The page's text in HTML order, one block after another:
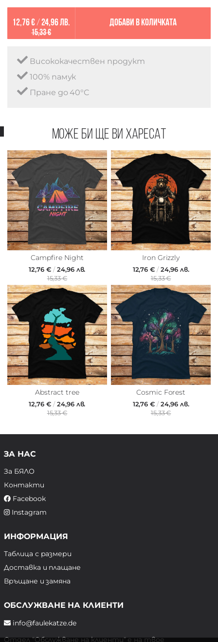
12,76 €/ 24,96 лв.
15,33 €
Добави в количката
Висококачествен продукт
100% памук
Пране до 40°C
Може би ще ви харесат
Campfire Night
12,76 € /24,96 лв.
15,33 €
Iron Grizzly
12,76 €/24,96 лв.
15,33 €
Abstract tree
12,76 € /24,96 лв.
15,33 €
Cosmic Forest
12,76 €/24,96 лв.
15,33 €
ЗА НАС
За БЯЛО
Контакти
Facebook
Instagram
ИНФОРМАЦИЯ
Таблица с размери
Доставка и плащане
Връщане и замяна
ОБСЛУЖВАНЕ НА КЛИЕНТИ
info@faulekatze.de
Отдел "Обслужване на клиенти" е на твое